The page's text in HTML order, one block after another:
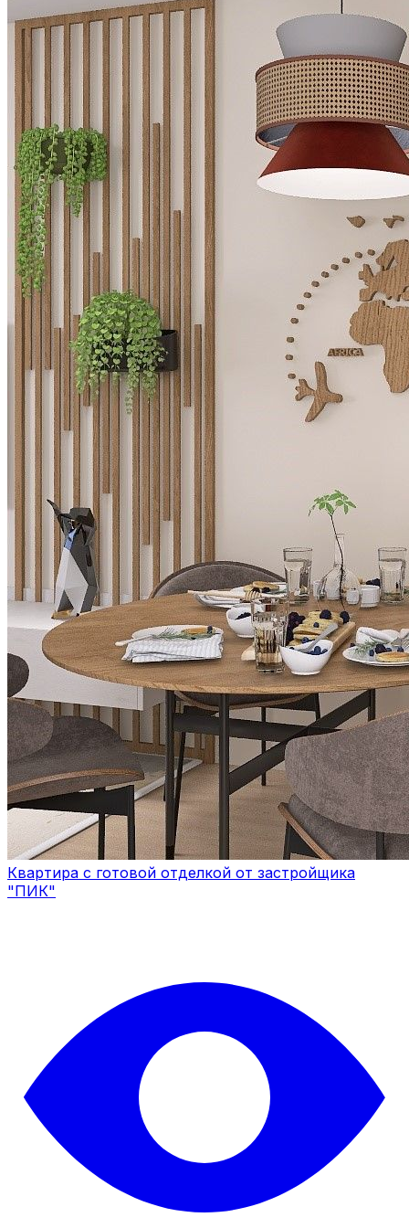
Квартира с готовой отделкой от застройщика
"ПИК"